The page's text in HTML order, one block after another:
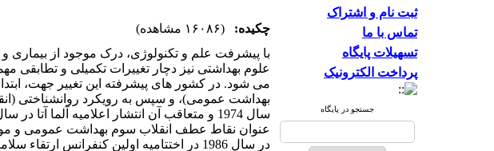
ثبت نام و اشتراک
تماس با ما
تسهیلات پایگاه
پرداخت الکترونیک
جستجو در پایگاه
چکیده:
(۱۶۰۸۶ مشاهده)
با پیشرفت علم و تکنولوژی، درک موجود از
علوم بهداشتی نیز دچار تغییرات تکمیلی و تطابقی
می شود. در کشور های پیشرفته این تغییر جهت،
بهداشت عمومی)، و سپس به رویکرد روانشناختی
عنوان نقاط عطف انقلاب سوم بهداشت عمومی و
در سال 1986 در اختتامیه اولین کنفرانس